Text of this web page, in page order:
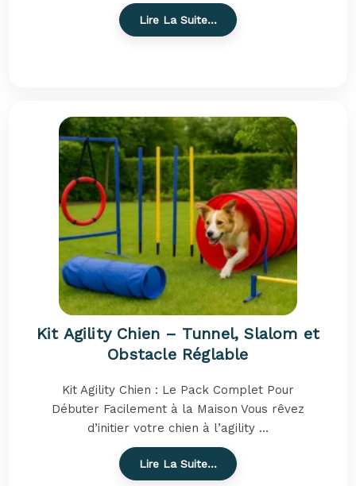
Lire La Suite…
Kit Agility Chien – Tunnel, Slalom et
Obstacle Réglable
Kit Agility Chien : Le Pack Complet Pour
Débuter Facilement à la Maison Vous rêvez
d’initier votre chien à l’agility ...
Lire La Suite…